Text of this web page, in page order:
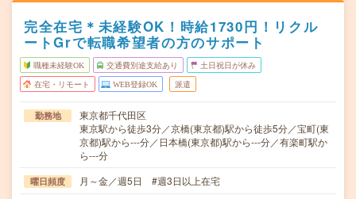
完全在宅＊未経験OK！時給1730円！リクル
ートGrで転職希望者の方のサポート
職種未経験OK 交通費別途支給あり 土日祝日が休み
在宅・リモート WEB登録OK 派遣
勤務地
東京都千代田区
東京駅から徒歩3分／京橋(東京都)駅から徒歩5分／宝町(東
京都)駅から---分／日本橋(東京都)駅から---分／有楽町駅か
ら---分
曜日頻度 月～金／週5日 #週3日以上在宅